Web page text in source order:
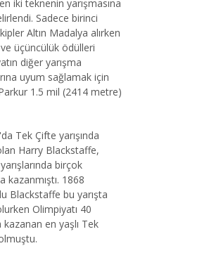
iki teknenin yarışmasına
Sadece birinci
Altın Madalya alırken
üçüncülük ödülleri
diğer yarışma
uyum sağlamak için
1.5 mil (2414 metre)
Tek Çifte yarışında
Harry Blackstaffe,
birçok
kazanmıştı. 1868
Blackstaffe bu yarışta
Olimpiyatı 40
kazanan en yaşlı Tek